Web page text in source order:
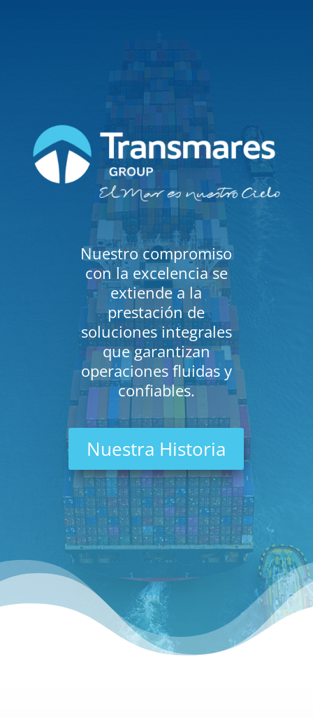
Nuestro compromiso
con la excelencia se
extiende a la
prestación de
soluciones integrales
que garantizan
operaciones fluidas y
confiables.
Nuestra Historia